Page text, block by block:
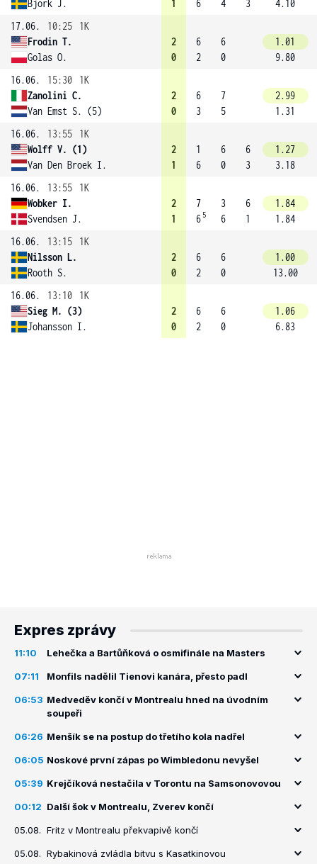
Bjork J. 1 6 4 3
4.10
17.06.
10:25
1K
Frodin T.
Golas O.
2
0
6
2
6
0
1.01
9.80
16.06.
15:30
1K
Zanolini C.
Van Emst S. (5)
2
0
6
3
7
5
2.99
1.31
16.06.
13:55
1K
Wolff V. (1)
Van Den Broek I.
2
1
1
6
6
0
6
3
1.27
3.18
16.06.
13:55
1K
Wobker I.
Svendsen J.
2
1
7
6 5
3
6
6
1
1.84
1.84
16.06.
13:15
1K
Nilsson L.
Rooth S.
2
0
6
2
6
0
1.00
13.00
16.06.
13:10
1K
Sieg M. (3)
Johansson I.
2
0
6
2
6
0
1.06
6.83
Expres zprávy
11:10 Lehečka a Bartůňková o osmifinále na Masters
07:11 Monfils nadělil Tienovi kanára, přesto padl
06:53 Medveděv končí v Montrealu hned na úvodním
soupeři
06:26 Menšík se na postup do třetího kola nadřel
06:05 Noskové první zápas po Wimbledonu nevyšel
05:39 Krejčíková nestačila v Torontu na Samsonovovou
00:12 Další šok v Montrealu, Zverev končí
05.08. Fritz v Montrealu překvapivě končí
05.08. Rybakinová zvládla bitvu s Kasatkinovou